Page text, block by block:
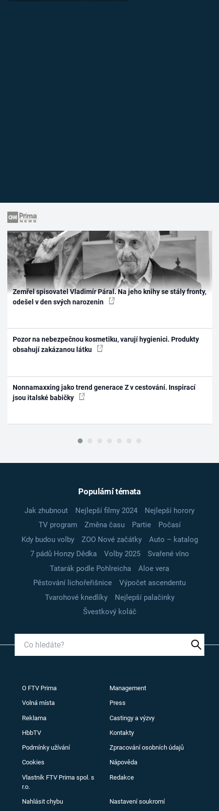
Zemřel spisovatel Vladimír Páral. Na jeho knihy se stály fronty,
odešel v den svých narozenin
Pozor na nebezpečnou kosmetiku, varují hygienici. Produkty
obsahují zakázanou látku
Nonnamaxxing jako trend generace Z v cestování. Inspirací
jsou italské babičky
Populární témata
Jak zhubnout Nejlepší filmy 2024
Nejlepší horory
TV program
Změna času Partie
Počasí
Kdy budou volby
ZOO Nové začátky
Auto – katalog
7 pádů Honzy Dědka
Volby 2025
Svařené víno
Tatarák podle Pohlreicha
Aloe vera
Pěstování lichořeřišnice
Výpočet ascendentu
Tvarohové knedlíky
Nejlepší palačinky
Švestkový koláč
O FTV Prima Management
Volná místa Press
Reklama Castingy a výzvy
HbbTV Kontakty
Podmínky užívání Zpracování osobních údajů
Cookies Nápověda
Vlastník FTV Prima spol. s
r.o.
Redakce
Nahlásit chybu Nastavení soukromí